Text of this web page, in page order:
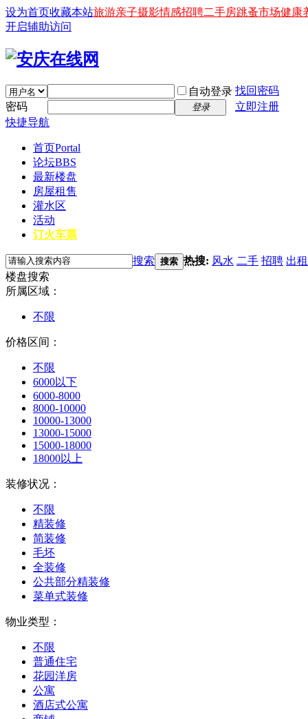
设为首页收藏本站旅游亲子摄影情感招聘二手房跳蚤市场健康
开启辅助访问
自动登录 找回密码
密码
登录
立即注册
快捷导航
首页Portal
论坛BBS
最新楼盘
房屋租售
灌水区
活动
订火车票
搜索 搜索 热搜: 风水 二手 招聘 出租
楼盘搜索
所属区域：
不限
价格区间：
不限
6000以下
6000-8000
8000-10000
10000-13000
13000-15000
15000-18000
18000以上
装修状况：
不限
精装修
简装修
毛坯
全装修
公共部分精装修
菜单式装修
物业类型：
不限
普通住宅
花园洋房
公寓
酒店式公寓